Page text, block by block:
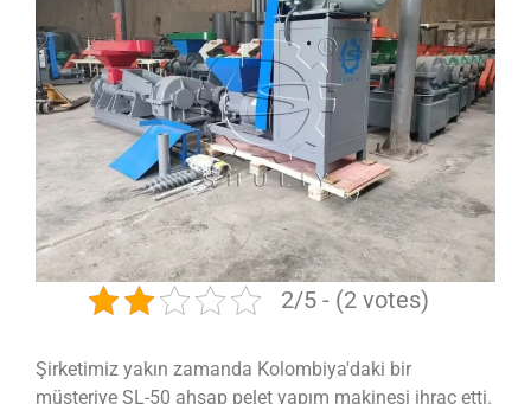
2/5 - (2 votes)
Şirketimiz yakın zamanda Kolombiya'daki bir
müşteriye SL-50 ahşap pelet yapım makinesi ihraç etti.